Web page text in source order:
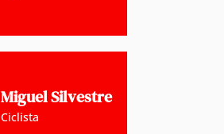
Miguel Silvestre
Ciclista